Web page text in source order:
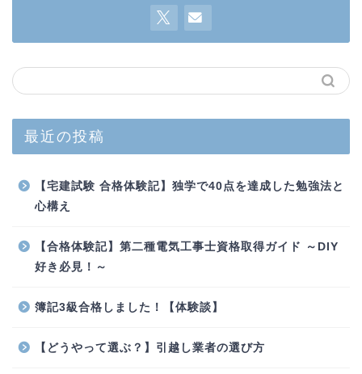
最近の投稿
【宅建試験 合格体験記】独学で40点を達成した勉強法と
心構え
【合格体験記】第二種電気工事士資格取得ガイド ～DIY
好き必見！～
簿記3級合格しました！【体験談】
【どうやって選ぶ？】引越し業者の選び方